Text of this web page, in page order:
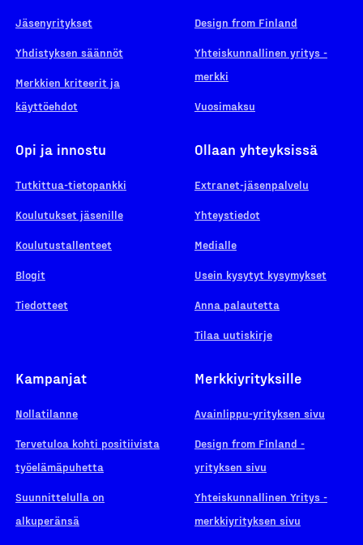
Jäsenyritykset
Yhdistyksen säännöt
Merkkien kriteerit ja
käyttöehdot
Design from Finland
Yhteiskunnallinen yritys -
merkki
Vuosimaksu
Opi ja innostu
Tutkittua-tietopankki
Koulutukset jäsenille
Koulutustallenteet
Blogit
Tiedotteet
Ollaan yhteyksissä
Extranet-jäsenpalvelu
Yhteystiedot
Medialle
Usein kysytyt kysymykset
Anna palautetta
Tilaa uutiskirje
Kampanjat
Nollatilanne
Tervetuloa kohti positiivista
työelämäpuhetta
Suunnittelulla on
alkuperänsä
Merkkiyrityksille
Avainlippu-yrityksen sivu
Design from Finland -
yrityksen sivu
Yhteiskunnallinen Yritys -
merkkiyrityksen sivu